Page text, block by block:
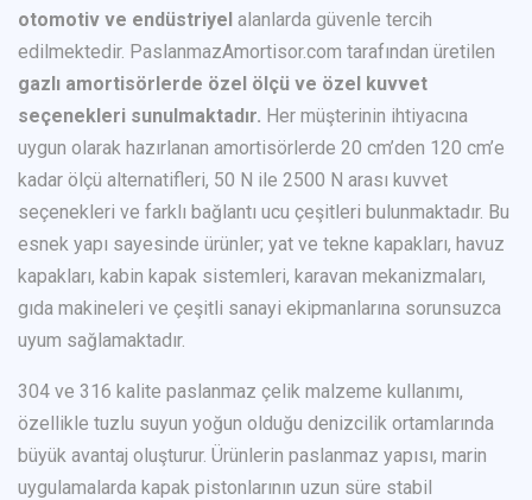
otomotiv ve endüstriyel alanlarda güvenle tercih
edilmektedir. PaslanmazAmortisor.com tarafından üretilen
gazlı amortisörlerde özel ölçü ve özel kuvvet
seçenekleri sunulmaktadır. Her müşterinin ihtiyacına
uygun olarak hazırlanan amortisörlerde 20 cm’den 120 cm’e
kadar ölçü alternatifleri, 50 N ile 2500 N arası kuvvet
seçenekleri ve farklı bağlantı ucu çeşitleri bulunmaktadır. Bu
esnek yapı sayesinde ürünler; yat ve tekne kapakları, havuz
kapakları, kabin kapak sistemleri, karavan mekanizmaları,
gıda makineleri ve çeşitli sanayi ekipmanlarına sorunsuzca
uyum sağlamaktadır.
304 ve 316 kalite paslanmaz çelik malzeme kullanımı,
özellikle tuzlu suyun yoğun olduğu denizcilik ortamlarında
büyük avantaj oluşturur. Ürünlerin paslanmaz yapısı, marin
uygulamalarda kapak pistonlarının uzun süre stabil